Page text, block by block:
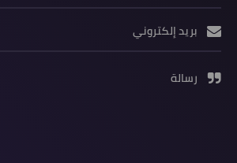
بريد إلكتروني
رسالة